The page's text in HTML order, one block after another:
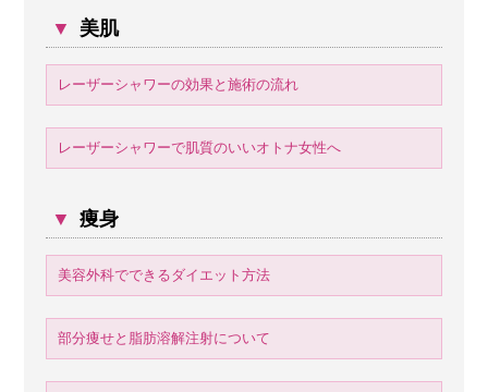
▼ 美肌
レーザーシャワーの効果と施術の流れ
レーザーシャワーで肌質のいいオトナ女性へ
▼ 痩身
美容外科でできるダイエット方法
部分痩せと脂肪溶解注射について